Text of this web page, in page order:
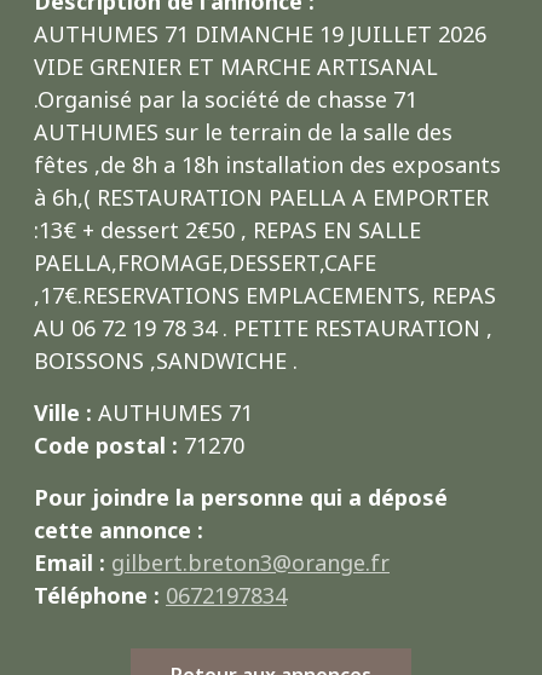
AUTHUMES 71 DIMANCHE 19 JUILLET 2026
VIDE GRENIER ET MARCHE ARTISANAL
.Organisé par la société de chasse 71
AUTHUMES sur le terrain de la salle des
fêtes ,de 8h a 18h installation des exposants
à 6h,( RESTAURATION PAELLA A EMPORTER
:13€ + dessert 2€50 , REPAS EN SALLE
PAELLA,FROMAGE,DESSERT,CAFE
,17€.RESERVATIONS EMPLACEMENTS, REPAS
AU 06 72 19 78 34 . PETITE RESTAURATION ,
BOISSONS ,SANDWICHE .
Ville : AUTHUMES 71
Code postal : 71270
Pour joindre la personne qui a déposé
cette annonce :
Email : gilbert.breton3@orange.fr
Téléphone : 0672197834